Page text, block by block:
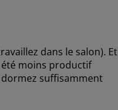
dans le salon). Et
moins productif
suffisamment